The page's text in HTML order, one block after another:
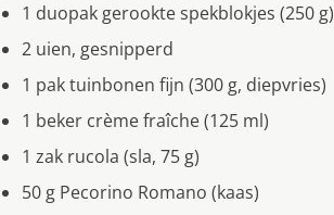
1 duopak gerookte spekblokjes (250 g)
2 uien, gesnipperd
1 pak tuinbonen fijn (300 g, diepvries)
1 beker crème fraîche (125 ml)
1 zak rucola (sla, 75 g)
50 g Pecorino Romano (kaas)